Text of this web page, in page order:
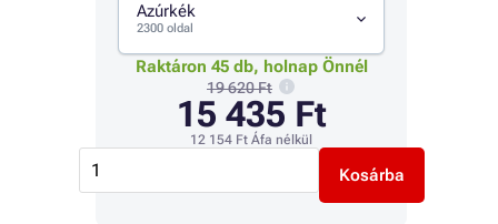
Azúrkék
2300 oldal
Raktáron 45 db, holnap Önnél
19 620 Ft
15 435 Ft
12 154 Ft Áfa nélkül
Kosárba